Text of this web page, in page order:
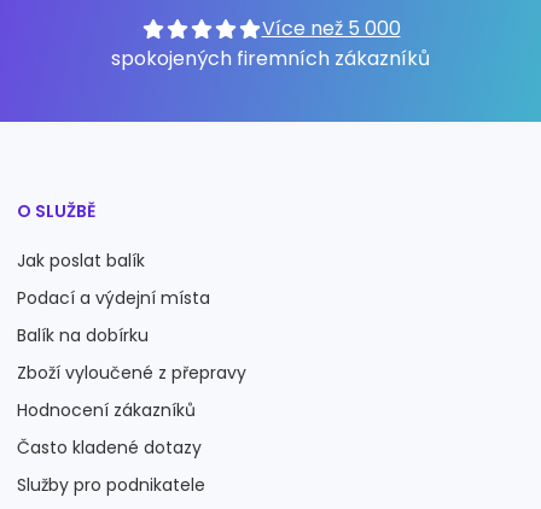
Více než 5 000
spokojených firemních zákazníků
O SLUŽBĚ
Jak poslat balík
Podací a výdejní místa
Balík na dobírku
Zboží vyloučené z přepravy
Hodnocení zákazníků
Často kladené dotazy
Služby pro podnikatele